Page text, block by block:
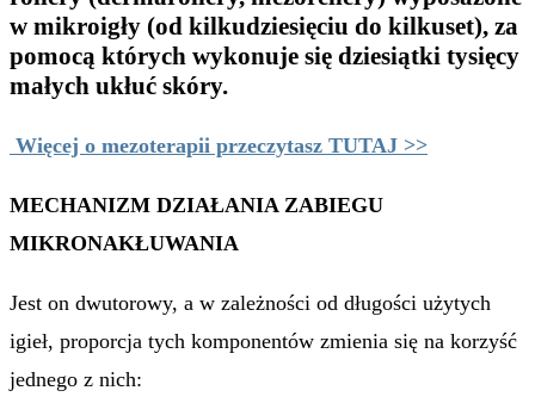
w mikroigły (od kilkudziesięciu do kilkuset), za
pomocą których wykonuje się dziesiątki tysięcy
małych ukłuć skóry.
Więcej o mezoterapii przeczytasz TUTAJ >>
MECHANIZM DZIAŁANIA ZABIEGU
MIKRONAKŁUWANIA
Jest on dwutorowy, a w zależności od długości użytych
igieł, proporcja tych komponentów zmienia się na korzyść
jednego z nich: